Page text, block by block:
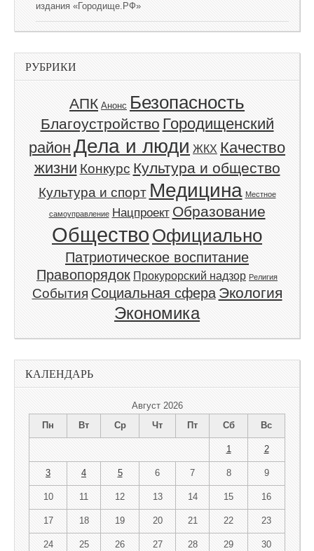
издания «Городище.РФ»
РУБРИКИ
АПК Анонс Безопасность
Благоустройство Городищенский
район Дела и люди ЖКХ Качество
жизни Конкурс Культура и общество
Культура и спорт Медицина Местное
самоуправление Нацпроект Образование
Общество Официально
Патриотическое воспитание
Правопорядок Прокурорский надзор Религия
События Социальная сфера Экология
Экономика
КАЛЕНДАРЬ
Август 2026
Пн
Вт Ср Чт Пт Сб Вс
1 2
3 4 5 6 7 8 9
10 11 12 13 14 15 16
17 18 19 20 21 22 23
24 25 26 27 28 29 30